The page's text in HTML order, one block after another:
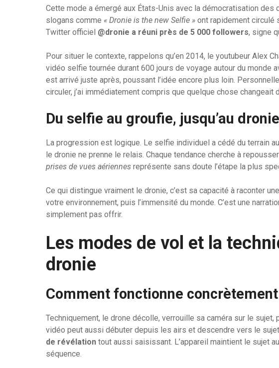
Cette mode a émergé aux États-Unis avec la démocratisation des
slogans comme « Dronie is the new Selfie » ont rapidement
Twitter officiel @dronie a réuni près de 5 000 followers, signe
Pour situer le contexte, rappelons qu’en 2014, le youtubeur Alex
vidéo selfie tournée durant 600 jours de voyage autour du monde
est arrivé juste après, poussant l’idée encore plus loin.
circuler, j’ai immédiatement compris que quelque chose
Du selfie au groufie, jusqu’au dronie
La progression est logique. Le selfie individuel a cédé du terrain
le dronie ne prenne le relais. Chaque tendance cherche à
prises de vues aériennes représente sans doute l’étape la plus
Ce qui distingue vraiment le dronie, c’est sa capacité à raconter
votre environnement, puis l’immensité du monde. C’est une
simplement pas offrir.
Les modes de vol et la
dronie
Comment fonctionne
Techniquement, le drone décolle, verrouille sa caméra sur le
vidéo peut aussi débuter depuis les airs et descendre vers le
de révélation tout aussi saisissant. L’appareil maintient le sujet
séquence.